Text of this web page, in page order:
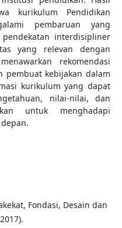
kurikulum Pendidikan
pembaruan yang
interdisipliner
yang relevan dengan
rekomendasi
kebijakan dalam
kurikulum yang dapat
nilai-nilai, dan
untuk menghadapi
Fondasi, Desain dan